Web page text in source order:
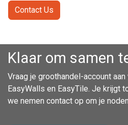
Contact Us
Klaar om samen
Vraag je groothandel-account
EasyWalls en EasyTile. Je krijgt
we nemen contact op om je